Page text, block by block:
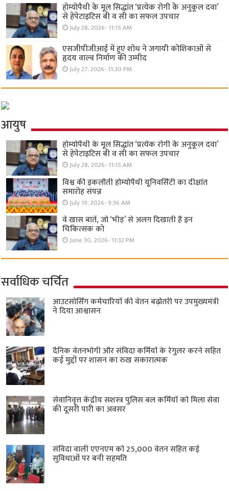
होम्योपैथी के मूल सिद्धांत ‘प्रत्येक रोगी केे अनुकूल दवा’
से हेपेटाइटिस बी व सी का सफल उपचार
July 28, 2026- 11:15 AM
एसजीपीजीआई में हुए शोध ने जगायी कोशिकाओं से
हृदय वाल्व निर्माण की उम्मीद
July 27, 2026- 11:30 PM
आयुष
होम्योपैथी के मूल सिद्धांत ‘प्रत्येक रोगी केे अनुकूल दवा’
से हेपेटाइटिस बी व सी का सफल उपचार
July 28, 2026- 11:15 AM
विश्व की इकलौती होम्योपैथी यूनिवर्सिटी का दीक्षांत
समारोह संपन्न
July 19, 2026- 9:36 AM
वे खास बातें, जो ‘भीड़’ से अलग दिखाती हैं इन
चिकित्सक को
June 30, 2026- 11:32 PM
सर्वाधिक चर्चित
आउटसोर्सिंग कर्मचारियों की वेतन बढ़ोतरी पर उपमुख्यमंत्री
ने दिया आश्वासन
दैनिक वेतनभोगी और संविदा कर्मियों के रेगुलर करने सहित
कई मुद्दों पर शासन का रुख सकारात्मक
सेवानिवृत्त केंद्रीय सशस्त्र पुलिस बल ​कर्मियों को मिला सेवा
की दूसरी पारी का अवसर
संविदा वाली एएनएम को 25,000 वेतन सहित कई
सुविधाओं पर बनी सहमति